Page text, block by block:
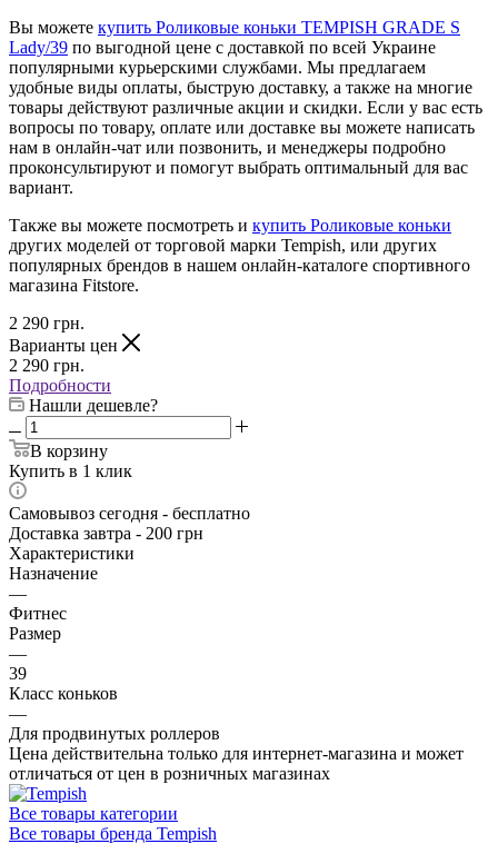
Вы можете купить Роликовые коньки TEMPISH GRADE S
Lady/39 по выгодной цене с доставкой по всей Украине
популярными курьерскими службами. Мы предлагаем
удобные виды оплаты, быструю доставку, а также на многие
товары действуют различные акции и скидки. Если у вас есть
вопросы по товару, оплате или доставке вы можете написать
нам в онлайн-чат или позвонить, и менеджеры подробно
проконсультируют и помогут выбрать оптимальный для вас
вариант.
Также вы можете посмотреть и купить Роликовые коньки
других моделей от торговой марки Tempish, или других
популярных брендов в нашем онлайн-каталоге спортивного
магазина Fitstore.
2 290 грн.
Варианты цен
2 290 грн.
Подробности
Нашли дешевле?
В корзину
Купить в 1 клик
Самовывоз сегодня - бесплатно
Доставка завтра - 200 грн
Характеристики
Назначение
—
Фитнес
Размер
—
39
Класс коньков
—
Для продвинутых роллеров
Цена действительна только для интернет-магазина и может
отличаться от цен в розничных магазинах
Все товары категории
Все товары бренда Tempish